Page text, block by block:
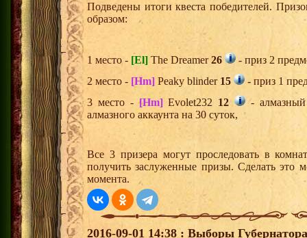
Подведены итоги квеста победителей.
образом:
1 место - [El] The Dreamer26
- приз 2
2 место - [Hm] Peaky blinder 15
- приз 1
3 место -[Hm]Evolet232 12
-
алмазного аккаунта на 30 суток,
Все 3 призера могут проследовать в
получить заслуженные призы. Сделать это
момента.
2016-09-01 14:38 : Выборы